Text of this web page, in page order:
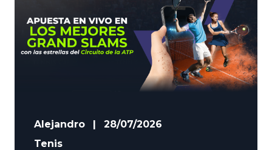
operadores de apuestas deportivas.
Todos coinciden en un dato. El Fútbol
Brasileño seguirá
Alejandro |
28/07/2026
Tenis